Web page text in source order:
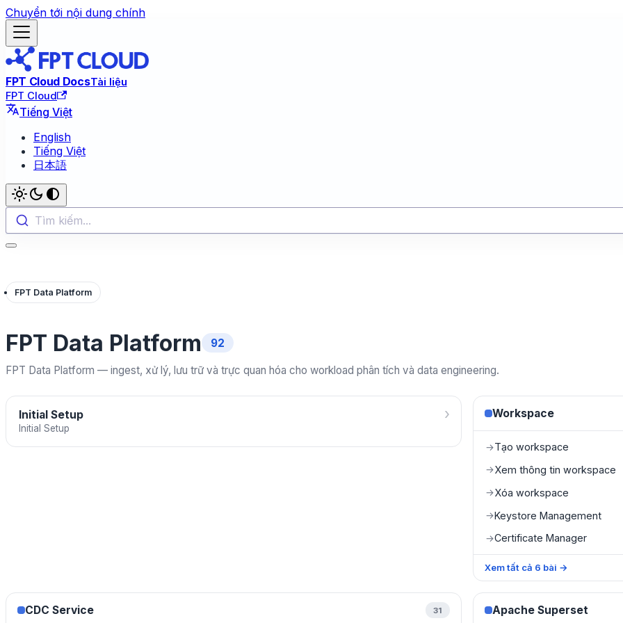
Chuyển tới nội dung chính
FPT Cloud DocsTài liệu
FPT Cloud
Tiếng Việt
English
Tiếng Việt
日本語
Tìm kiếm...
FPT Data Platform
FPT Data Platform 92
FPT Data Platform — ingest, xử lý, lưu trữ và trực quan hóa cho workload phân tích và data engineering.
Initial Setup
Initial Setup
› Workspace
→Tạo workspace
→Xem thông tin workspace
→Xóa workspace
→Keystore Management
→Certificate Manager
Xem tất cả 6 bài →
CDC Service 31 Apache Superset